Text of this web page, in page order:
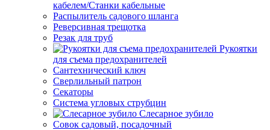
кабелем/Станки кабельные
Распылитель садового шланга
Реверсивная трещотка
Резак для труб
Рукоятки
для съема предохранителей
Сантехнический ключ
Сверлильный патрон
Секаторы
Система угловых струбцин
Слесарное зубило
Совок садовый, посадочный